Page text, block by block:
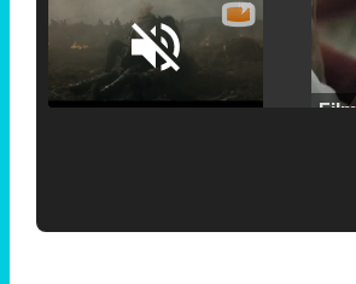
Unmute /
Loaded: